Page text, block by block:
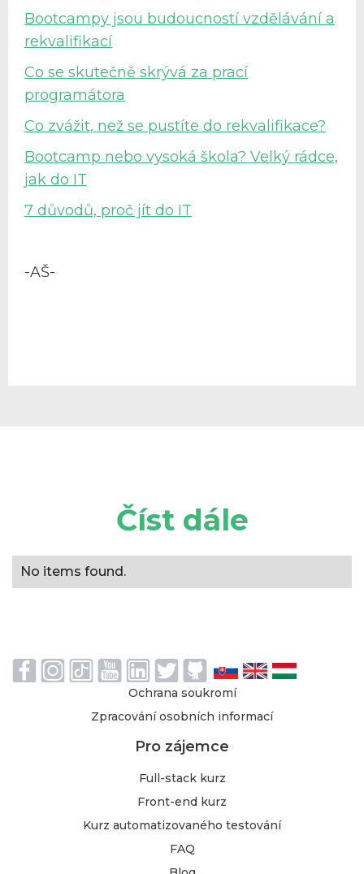
Bootcampy jsou budoucností vzdělávání a
rekvalifikací
Co se skutečně skrývá za prací
programátora
Co zvážit, než se pustíte do rekvalifikace?
Bootcamp nebo vysoká škola? Velký rádce,
jak do IT
7 důvodů, proč jít do IT
-AŠ-
Číst dále
No items found.
Ochrana soukromí
Zpracování osobních informací
Pro zájemce
Full-stack kurz
Front-end kurz
Kurz automatizovaného testování
FAQ